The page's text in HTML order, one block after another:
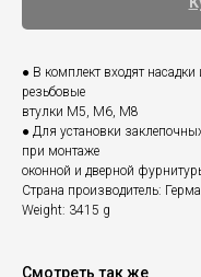
● В комплект входят
резьбовые
втулки M5, M6, M8
● Для установки
при монтаже
оконной и дверной
Страна производитель:
Weight: 3415 g
Смотреть так же